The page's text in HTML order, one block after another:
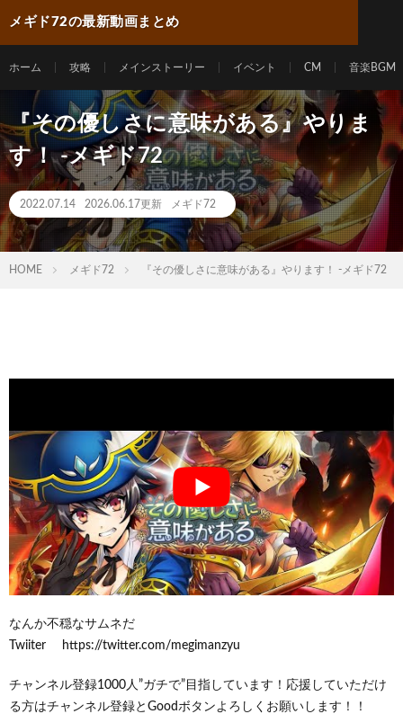
メギド72の最新動画まとめ
ホーム 攻略 メインストーリー イベント CM 音楽BGM
『その優しさに意味がある』やりま
す！ -メギド72
2022.07.14 2026.06.17更新 メギド72
HOME メギド72 『その優しさに意味がある』やります！ -メギド72
なんか不穏なサムネだ
Twiiter https://twitter.com/megimanzyu
チャンネル登録1000人”ガチで”目指しています！応援していただけ
る方はチャンネル登録とGoodボタンよろしくお願いします！！